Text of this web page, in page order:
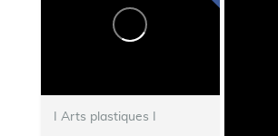
I Arts plastiques I